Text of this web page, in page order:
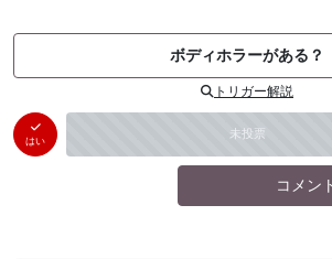
ボディホラーがある？
トリガー解説
はい 未投票
コメン